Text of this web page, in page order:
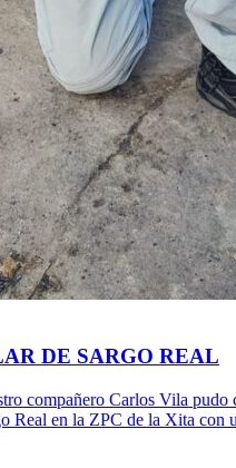
DE SARGO REAL
compañero Carlos Vila pudo
Real en la ZPC de la Xita con